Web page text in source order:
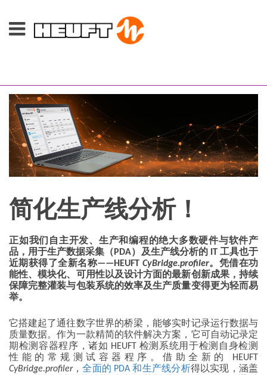
简化生产线分析！
正如我们自主开发、生产和编程的绝大多数硬件与软件产
品，用于生产数据采集（PDA）及生产线分析的 IT 工具也于
近期获得了全新名称——HEUFT CyBridge.profiler。凭借在功
能性、模块化、可用性以及设计方面的最新创新成果，持续
保障完整灌装与包装系统的效率及生产质量变得更为轻而易
举。
它搭建起了通往数字世界的桥梁，能够实时记录运行数据与
质量数据。作为一款精简的软件解决方案，它可自动记录定
期检测容器程序，诸如 HEUFT 检测系统用于检测自身检测
性能的常规测试容器程序。借助全新的 HEUFT
CyBridge.profiler，全面的 PDA 和生产线分析得以实现，涵盖